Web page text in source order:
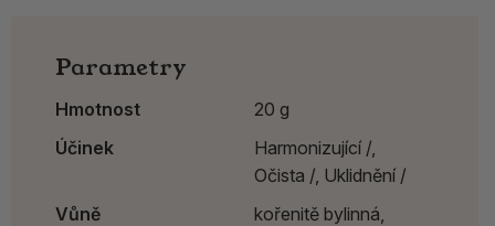
Parametry
Hmotnost
20 g
Účinek
Harmonizující /,
Očista /, Uklidnění /
Vůně
kořenitě bylinná,